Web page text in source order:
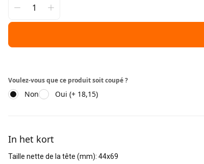
Voulez-vous que ce produit soit coupé ?
Non Oui (+ 18,15)
In het kort
Taille nette de la tête (mm): 44x69